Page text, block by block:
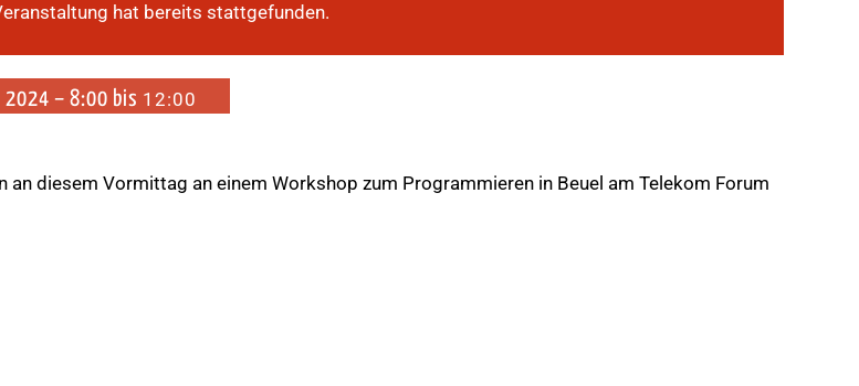
hat bereits stattgefunden.
2024 – 8:00 bis 12:00
diesem Vormittag an einem Workshop zum Programmieren in Beuel am Telekom Forum